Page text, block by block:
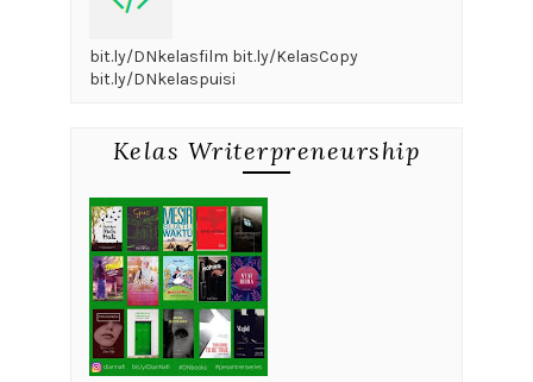
bit.ly/DNkelasfilm bit.ly/KelasCopy
bit.ly/DNkelaspuisi
Kelas Writerpreneurship